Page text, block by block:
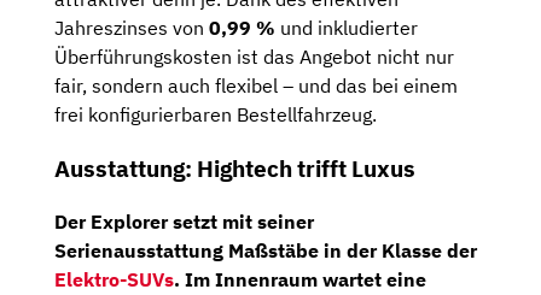
Jahreszinses von 0,99 % und inkludierter
Überführungskosten ist das Angebot nicht nur
fair, sondern auch flexibel – und das bei einem
frei konfigurierbaren Bestellfahrzeug.
Ausstattung: Hightech trifft Luxus
Der Explorer setzt mit seiner
Serienausstattung Maßstäbe in der Klasse der
Elektro-SUVs. Im Innenraum wartet eine